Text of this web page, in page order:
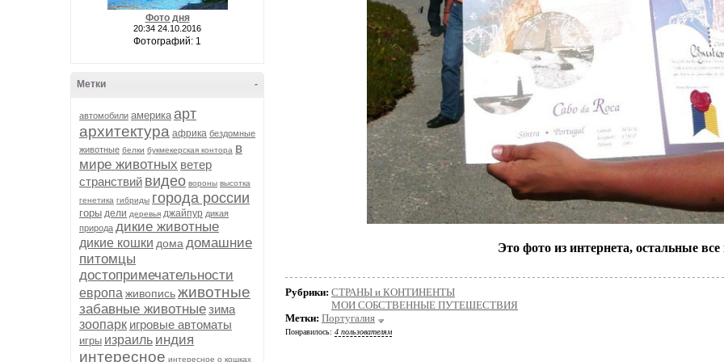
Фото дня
20:34 24.10.2016
Фотографий: 1
-
Метки
автомобили америка арт
архитектура африка бездомные
животные белки букмекерская контора в
мире животных ветер
странствий видео вороны высотка
генетика гибриды города россии
горы дели деревья джайпур дикая
природа дикие животные
дикие кошки дома домашние
питомцы
достопримечательности
европа живописьживотные
забавные животныезима
зоопарк игровые автоматы
игры израиль индия
интересное интересное о кошках
Это фото из интернета, остальные
Рубрики: СТРАНЫ и КОНТИНЕНТЫ
МОИ СОБСТВЕННЫЕ ПУТЕШЕСТВИЯ
Метки: Португалия
Понравилось: 4 пользователям